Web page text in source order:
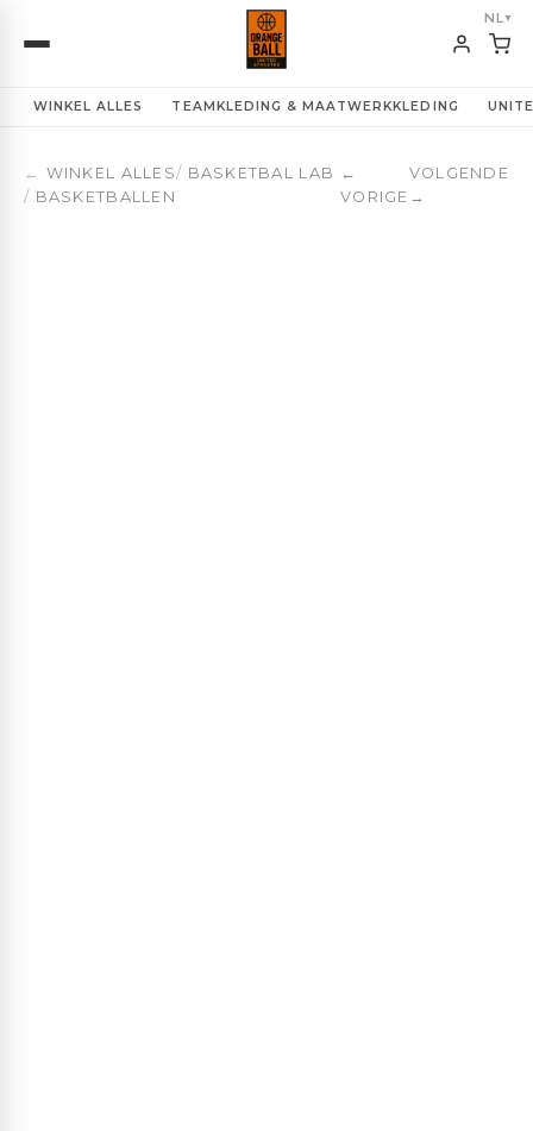
NL ▼
WINKEL ALLES TEAMKLEDING & MAATWERKKLEDING
← WINKEL ALLES/ BASKETBAL LAB
/ BASKETBALLEN
←
VORIGE
VOLGENDE
→
Spalding TF-250 React Basketbal | OBUA